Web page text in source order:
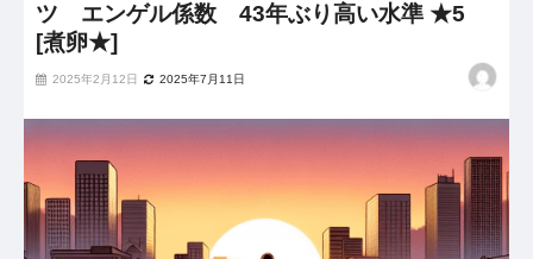
ツ エンゲル係数 43年ぶり高い水準 ★5
[煮卵★]
2025年2月12日 2025年7月11日